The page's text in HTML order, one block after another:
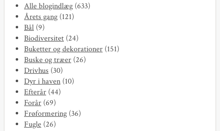
Alle blogindlæg (633)
Årets gang (121)
Bål (9)
Biodiversitet (24)
Buketter og dekorationer (151)
Buske og træer (26)
Drivhus (30)
Dyr i haven (10)
Efterår (44)
Forår (69)
Frøformering (36)
Fugle (26)